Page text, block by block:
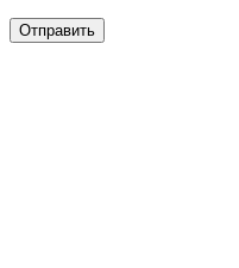
Отправить